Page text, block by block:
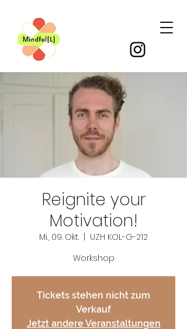
Reignite your
Motivation!
Mi., 09. Okt.
UZH KOL-G-212
Workshop
Tickets stehen nicht zum
Verkauf
Jetzt andere Veranstaltungen